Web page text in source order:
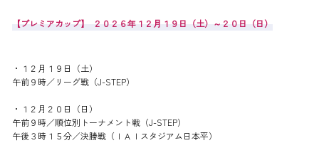
【プレミアカップ】 ２０２６年１２月１９日（土）～２０日（日）
・１２月１９日（土）
午前９時／リーグ戦（J-STEP）
・１２月２０日（日）
午前９時／順位別トーナメント戦（J-STEP）
午後３時１５分／決勝戦（ＩＡＩスタジアム日本平）